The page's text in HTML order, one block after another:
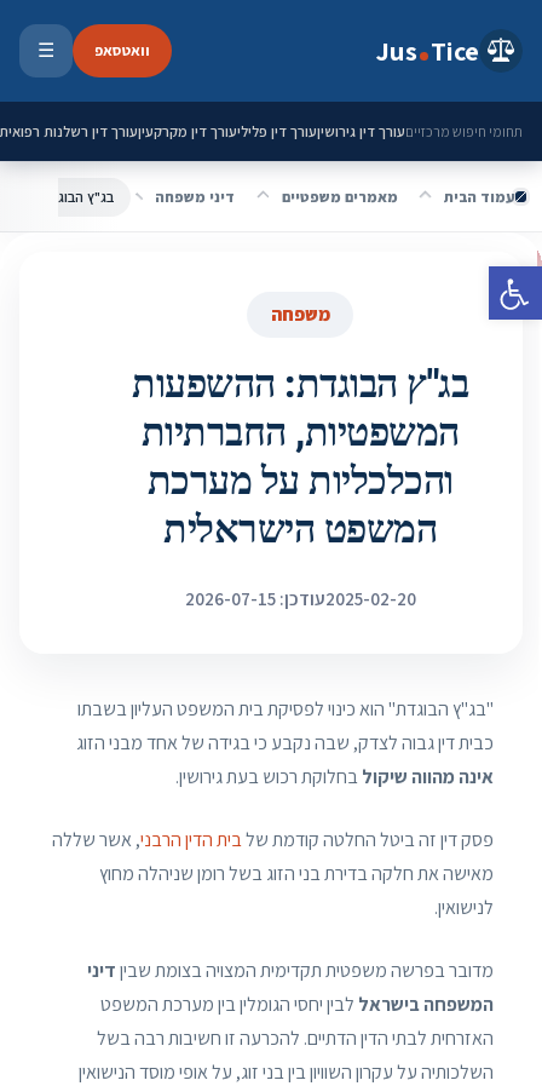
פתח סרגל נגישות
Jus Tice וואטסאפ ☰
תחומי חיפוש מרכזייםעורך דין גירושיןעורך דין פליליעורך דין מקרקעיןעורך דין רשלנות רפואית
עמוד הבית מאמרים משפטיים דיני משפחה
משפחה
בג"ץ הבוגדת: ההשפעות
המשפטיות, החברתיות
והכלכליות על מערכת
המשפט הישראלית
2025-02-20עודכן: 2026-07-15
"בג"ץ הבוגדת" הוא כינוי לפסיקת בית המשפט העליון בשבתו
כבית דין גבוה לצדק, שבה נקבע כי בגידה של אחד מבני הזוג
אינה מהווה שיקולבחלוקת רכוש בעת גירושין.
פסק דין זה ביטל החלטה קודמת שלבית הדין הרבני, אשר שללה
מאישה את חלקה בדירת בני הזוג בשל רומן שניהלה מחוץ
לנישואין.
מדובר בפרשה משפטית תקדימית המצויה בצומת שביןדיני
המשפחה בישראל לבין יחסי הגומלין בין מערכת המשפט
האזרחית לבתי הדין הדתיים. להכרעה זו חשיבות רבה בשל
השלכותיה על עקרון השוויון בין בני זוג, על אופי מוסד הנישואין